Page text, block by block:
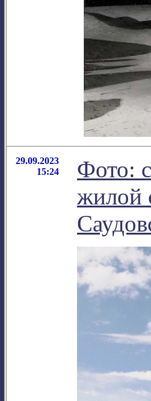
29.09.2023
15:24
Фото:
жилой